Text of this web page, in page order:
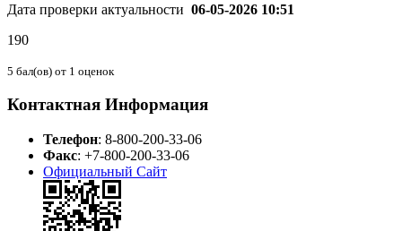
Дата проверки актуальности 06-05-2026 10:51
190
5 бал(ов) от 1 оценок
Контактная Информация
Телефон: 8-800-200-33-06
Факс: +7-800-200-33-06
Официальный Сайт